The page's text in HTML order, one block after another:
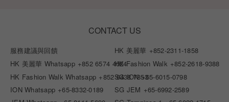
CONTACT US
服務建議與回饋 HK 美麗華 +852-2311-1858
HK 美麗華 Whatsapp +852 6574 4024HK Fashion Walk +852-2618-9388
HK Fashion Walk Whatsapp +852 6438 7853
SG ION +65-6015-0798
ION Whatsapp +65-8332-0189 SG JEM +65-6992-2589